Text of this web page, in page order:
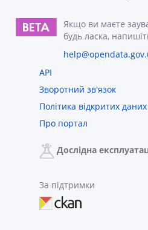
Якщо ви маєте
будь ласка,
API
Зворотний зв'язок
Політика відкритих даних
Про портал
Дослідна
За підтримки